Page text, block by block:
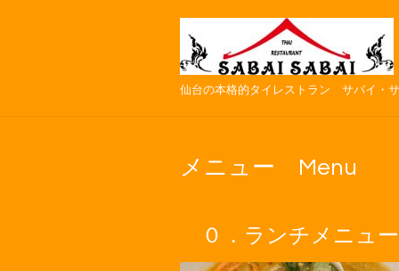
仙台の本格的タイレストラン サバイ・
メニュー Menu
０．ランチメニュー